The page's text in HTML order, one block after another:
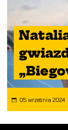
05 września 2024